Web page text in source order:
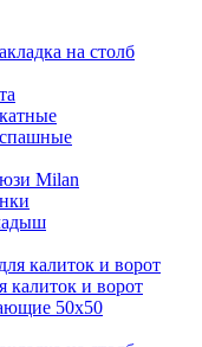
на столб
Milan
калиток и ворот
калиток и ворот
50х50